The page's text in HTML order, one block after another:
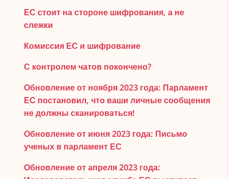
ЕС стоит на стороне шифрования, а не
слежки
Комиссия ЕС и шифрование
С контролем чатов покончено?
Обновление от ноября 2023 года: Парламент
ЕС постановил, что ваши личные сообщения
не должны сканироваться!
Обновление от июня 2023 года: Письмо
ученых в парламент ЕС
Обновление от апреля 2023 года: